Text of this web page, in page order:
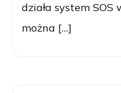
działa system SOS
można […]